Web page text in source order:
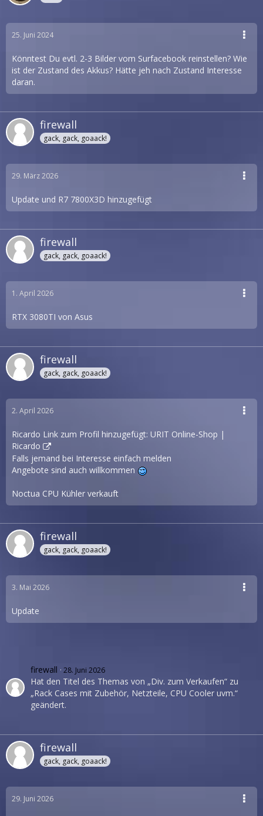
25. Juni 2024
Könntest Du evtl. 2-3 Bilder vom Surfacebook reinstellen? Wie
ist der Zustand des Akkus? Hätte jeh nach Zustand Interesse
daran.
firewall
gack, gack, goaack!
29. März 2026
Update und R7 7800X3D hinzugefügt
firewall
gack, gack, goaack!
1. April 2026
RTX 3080TI von Asus
firewall
gack, gack, goaack!
2. April 2026
Ricardo Link zum Profil hinzugefügt: URIT Online-Shop |
Ricardo
Falls jemand bei Interesse einfach melden
Angebote sind auch willkommen
Noctua CPU Kühler verkauft
firewall
gack, gack, goaack!
3. Mai 2026
Update
firewall 28. Juni 2026
Hat den Titel des Themas von „Div. zum Verkaufen“ zu
„Rack Cases mit Zubehör, Netzteile, CPU Cooler uvm.“
geändert.
firewall
gack, gack, goaack!
29. Juni 2026